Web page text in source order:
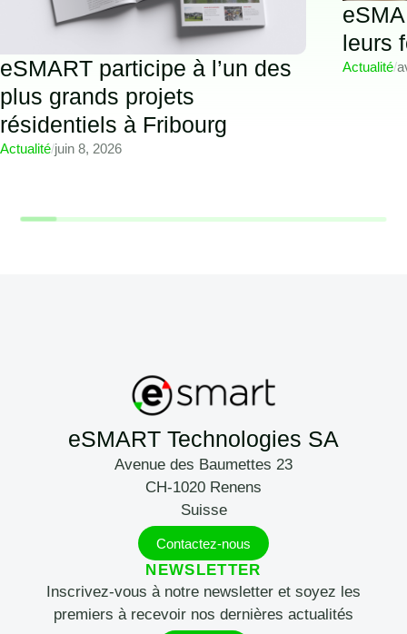
eSMART participe à l’un des
plus grands projets
résidentiels à Fribourg
Actualité/juin 8, 2026
leurs
Actualité/
eSMART Technologies SA
Avenue des Baumettes 23
CH-1020 Renens
Suisse
Contactez-nous
NEWSLETTER
Inscrivez-vous à notre newsletter et soyez les
premiers à recevoir nos dernières actualités